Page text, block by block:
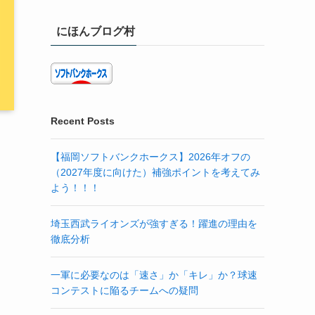
にほんブログ村
Recent Posts
【福岡ソフトバンクホークス】2026年オフの
（2027年度に向けた）補強ポイントを考えてみ
よう！！！
埼玉西武ライオンズが強すぎる！躍進の理由を
徹底分析
一軍に必要なのは「速さ」か「キレ」か？球速
コンテストに陥るチームへの疑問